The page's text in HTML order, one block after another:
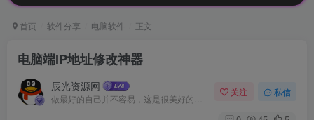
首页 软件分享 电脑软件 正文
电脑端IP地址修改神器
辰光资源网 关注 私信